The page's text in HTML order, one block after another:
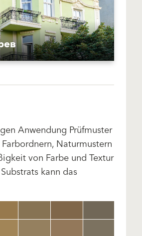
Anwendung Prüfmuster
Naturmustern
von Farbe und Textur
kann das